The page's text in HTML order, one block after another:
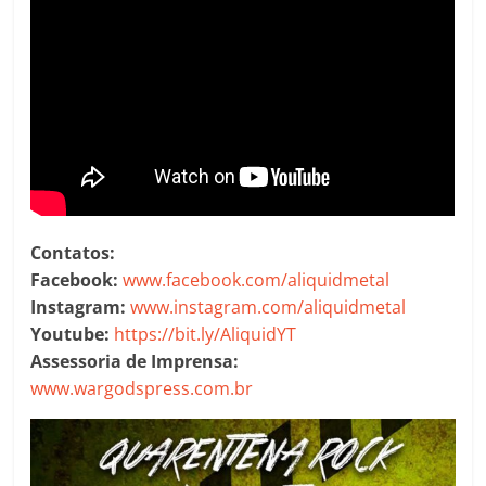
Contatos:
Facebook: www.facebook.com/aliquidmetal
Instagram: www.instagram.com/aliquidmetal
Youtube: https://bit.ly/AliquidYT
Assessoria de Imprensa:
www.wargodspress.com.br